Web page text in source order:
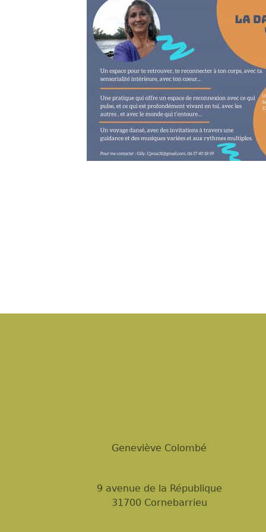
Geneviève Colombé
9 avenue de la République
31700 Cornebarrieu